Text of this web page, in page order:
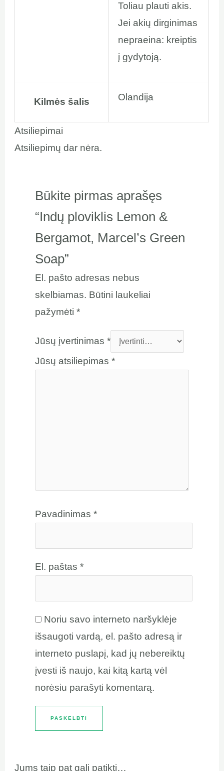
Toliau plauti akis.
Jei akių dirginimas
nepraeina: kreiptis
į gydytoją.
Kilmės šalis Olandija
Atsiliepimai
Atsiliepimų dar nėra.
Būkite pirmas aprašęs
“Indų ploviklis Lemon &
Bergamot, Marcel’s Green
Soap”
El. pašto adresas nebus
skelbiamas. Būtini laukeliai
pažymėti *
Jūsų įvertinimas *
Jūsų atsiliepimas *
Pavadinimas *
El. paštas *
Noriu savo interneto naršyklėje
išsaugoti vardą, el. pašto adresą ir
interneto puslapį, kad jų nebereiktų
įvesti iš naujo, kai kitą kartą vėl
norėsiu parašyti komentarą.
Jums taip pat gali patikti…